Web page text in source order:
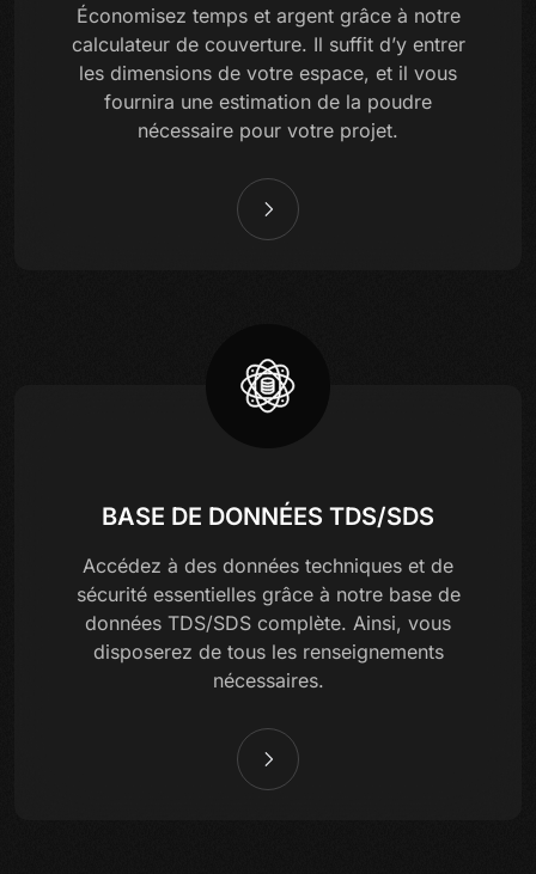
Économisez temps et argent grâce à notre
calculateur de couverture. Il suffit d’y entrer
les dimensions de votre espace, et il vous
fournira une estimation de la poudre
nécessaire pour votre projet.
BASE DE DONNÉES TDS/SDS
Accédez à des données techniques et de
sécurité essentielles grâce à notre base de
données TDS/SDS complète. Ainsi, vous
disposerez de tous les renseignements
nécessaires.